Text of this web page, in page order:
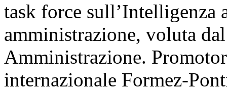
task force
amministrazione, voluta
Amministrazione.
internazionale Formez-